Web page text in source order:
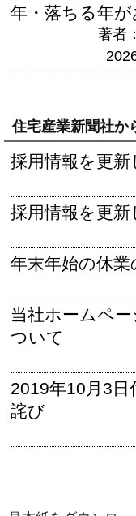
年・落ちる年が
著者
住宅産業新聞社か
採用情報を更新
採用情報を更新
年末年始の休
当社ホームペ
ついて
2019年10月3日
詫び